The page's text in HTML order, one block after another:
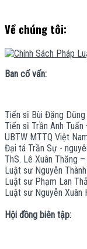
Về chúng tôi:
Ban cố vấn:
Tiến sĩ Bùi Đặng
Tiến sĩ Trần Anh
UBTW MTTQ Việt
Đại tá Trần Sự -
ThS. Lê Xuân Thăng
Luật sư Nguyễn
Luật sư Phạm Lan
Luật sư Nguyễn Xuân
Hội đồng biên tập: